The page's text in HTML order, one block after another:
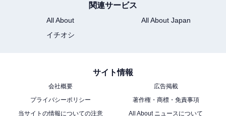
関連サービス
All About
All About Japan
イチオシ
サイト情報
会社概要
広告掲載
プライバシーポリシー
著作権・商標・免責事項
当サイトの情報についての注意
All About ニュースについて